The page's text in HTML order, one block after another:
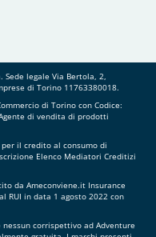
Sede legale Via Bertola, 2,
di Torino 11763380018.
di Torino con Codice:
di vendita di prodotti
il credito al consumo di
Elenco Mediatori Creditizi
da Ameconviene.it Insurance
RUI in data 1 agosto 2022 con
corrispettivo ad Adventure